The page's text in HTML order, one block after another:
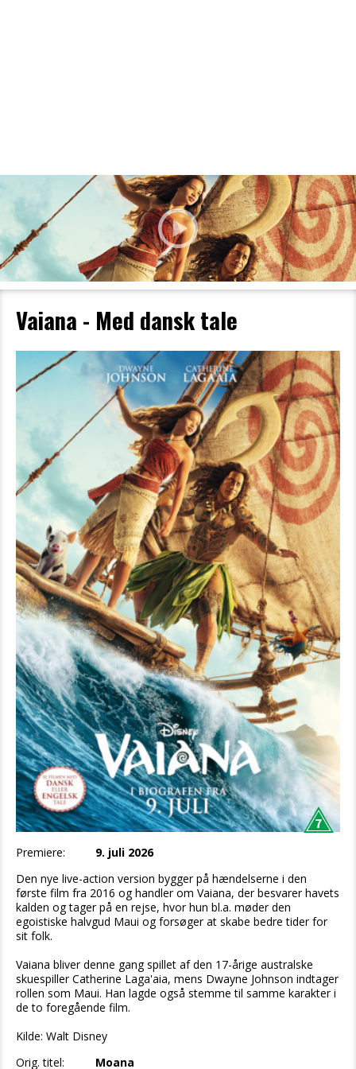
Vaiana - Med dansk tale
Premiere:
9. juli 2026
Den nye live-action version bygger på hændelserne i den
første film fra 2016 og handler om Vaiana, der besvarer havets
kalden og tager på en rejse, hvor hun bl.a. møder den
egoistiske halvgud Maui og forsøger at skabe bedre tider for
sit folk.
Vaiana bliver denne gang spillet af den 17-årige australske
skuespiller Catherine Laga'aia, mens Dwayne Johnson indtager
rollen som Maui. Han lagde også stemme til samme karakter i
de to foregående film.
Kilde: Walt Disney
Orig. titel:
Moana